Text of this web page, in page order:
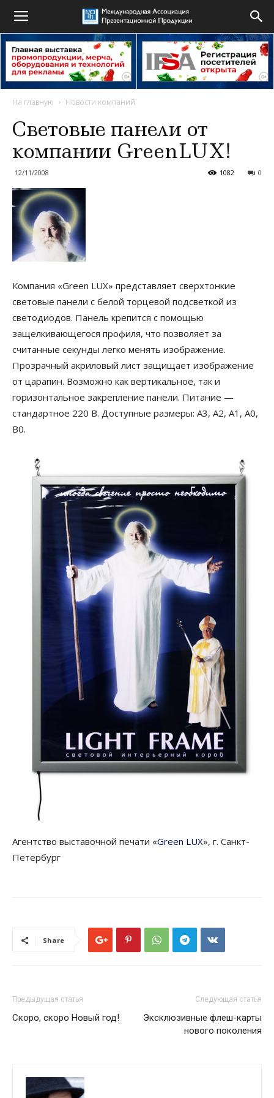
На главную Новости компаний
Световые панели от
компании GreenLUX!
12/11/2008 0
1082
Компания «Green LUX» представляет сверхтонкие
световые панели с белой торцевой подсветкой из
светодиодов. Панель крепится с помощью
защелкивающегося профиля, что позволяет за
считанные секунды легко менять изображение.
Прозрачный акриловый лист защищает изображение
от царапин. Возможно как вертикальное, так и
горизонтальное закрепление панели. Питание —
стандартное 220 В. Доступные размеры: А3, А2, А1, А0,
В0.
Агентство выставочной печати «Green LUX», г. Санкт-
Петербург
Share
Предыдущая статья
Скоро, скоро Новый год!
Следующая статья
Эксклюзивные флеш-карты
нового поколения